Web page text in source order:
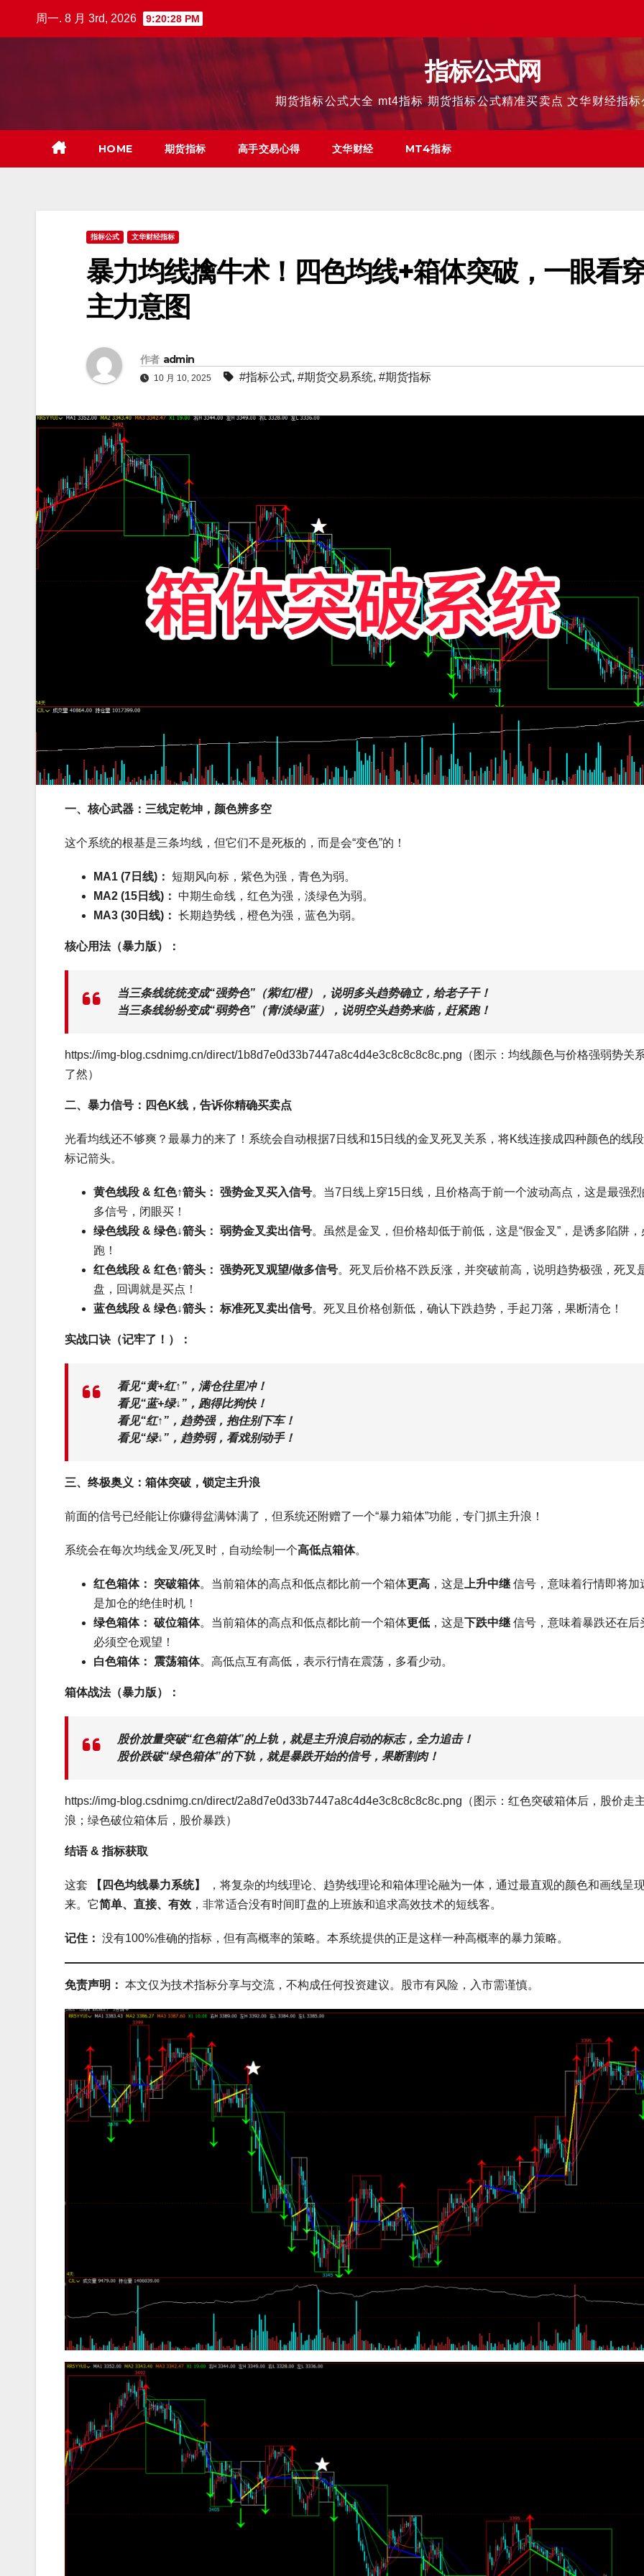
周一. 8 月 3rd, 2026 9:20:29 PM
指标公式网
期货指标公式大全 mt4指标 期货指标公式精准买卖点 文华财经指
HOME 期货指标 高手交易心得 文华财经 MT4指标
指标公式 文华财经指标
暴力均线擒牛术！四色均线+箱体突破，一眼看
主力意图
作者 admin
10 月 10, 2025 #指标公式, #期货交易系统, #期货指标
一、核心武器：三线定乾坤，颜色辨多空
这个系统的根基是三条均线，但它们不是死板的，而是会“变色”的！
MA1 (7日线)： 短期风向标，紫色为强，青色为弱。
MA2 (15日线)： 中期生命线，红色为强，淡绿色为弱。
MA3 (30日线)： 长期趋势线，橙色为强，蓝色为弱。
核心用法（暴力版）：
当三条线统统变成“强势色”（紫/红/橙），说明多头趋势确立，给老子干！
当三条线纷纷变成“弱势色”（青/淡绿/蓝），说明空头趋势来临，赶紧跑！
https://img-blog.csdnimg.cn/direct/1b8d7e0d33b7447a8c4d4e3c8c8c8c8c.png（图示：均线颜色与价格强弱势关
了然）
二、暴力信号：四色K线，告诉你精确买卖点
光看均线还不够爽？最暴力的来了！系统会自动根据7日线和15日线的金叉死叉关系，将K线连接成四种颜色的线
标记箭头。
黄色线段 & 红色↑箭头： 强势金叉买入信号。当7日线上穿15日线，且价格高于前一个波动高点，这是最强
多信号，闭眼买！
绿色线段 & 绿色↓箭头： 弱势金叉卖出信号。虽然是金叉，但价格却低于前低，这是“假金叉”，是诱多陷阱，
跑！
红色线段 & 红色↑箭头： 强势死叉观望/做多信号。死叉后价格不跌反涨，并突破前高，说明趋势极强，死叉
盘，回调就是买点！
蓝色线段 & 绿色↓箭头： 标准死叉卖出信号。死叉且价格创新低，确认下跌趋势，手起刀落，果断清仓！
实战口诀（记牢了！）：
看见“黄+红↑”，满仓往里冲！
看见“蓝+绿↓”，跑得比狗快！
看见“红↑”，趋势强，抱住别下车！
看见“绿↓”，趋势弱，看戏别动手！
三、终极奥义：箱体突破，锁定主升浪
前面的信号已经能让你赚得盆满钵满了，但系统还附赠了一个“暴力箱体”功能，专门抓主升浪！
系统会在每次均线金叉/死叉时，自动绘制一个高低点箱体。
红色箱体： 突破箱体。当前箱体的高点和低点都比前一个箱体更高 ，这是 上升中继 信号，意味着行情即将加
是加仓的绝佳时机！
绿色箱体： 破位箱体。当前箱体的高点和低点都比前一个箱体更低 ，这是下跌中继 信号，意味着暴跌还在后
必须空仓观望！
白色箱体：
震荡箱体。高低点互有高低，表示行情在震荡，多看少动。
箱体战法（暴力版）：
股价放量突破“红色箱体”的上轨，就是主升浪启动的标志，全力追击！
股价跌破“绿色箱体”的下轨，就是暴跌开始的信号，果断割肉！
https://img-blog.csdnimg.cn/direct/2a8d7e0d33b7447a8c4d4e3c8c8c8c8c.png（图示：红色突破箱体后，股价走
浪；绿色破位箱体后，股价暴跌）
结语 & 指标获取
这套 【四色均线暴力系统】
，将复杂的均线理论、趋势线理论和箱体理论融为一体，通过最直观的颜色和画线呈
来。它简单、直接、有效 ，非常适合没有时间盯盘的上班族和追求高效技术的短线客。
记住： 没有100%准确的指标，但有高概率的策略。本系统提供的正是这样一种高概率的暴力策略。
免责声明： 本文仅为技术指标分享与交流，不构成任何投资建议。股市有风险，入市需谨慎。